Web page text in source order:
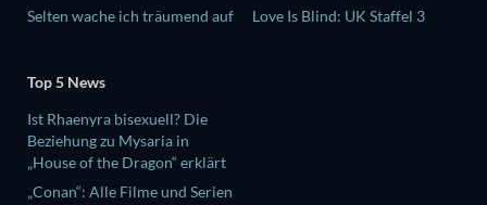
Selten wache ich träumend auf
Love Is Blind: UK Staffel 3
Top 5 News
Ist Rhaenyra bisexuell? Die
Beziehung zu Mysaria in
„House of the Dragon“ erklärt
„Conan“: Alle Filme und Serien